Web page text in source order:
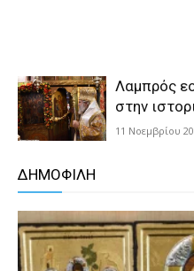
Λαμπρός
στην
11 Νοεμβρίου
ΔΗΜΟΦΙΛΗ